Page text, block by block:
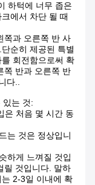
하턱에 너무 좁은
에서 차단 될 때
쪽과 오른쪽 반 사
순히 제공된 특별
회전함으로써 확
쪽 반과 오른쪽 반
다..
있는 것:
은 처음 몇 시간 동
는 것은 정상입니
하게 느껴질 것입
릴 것입니다. 말하
2-3일 이내에 확